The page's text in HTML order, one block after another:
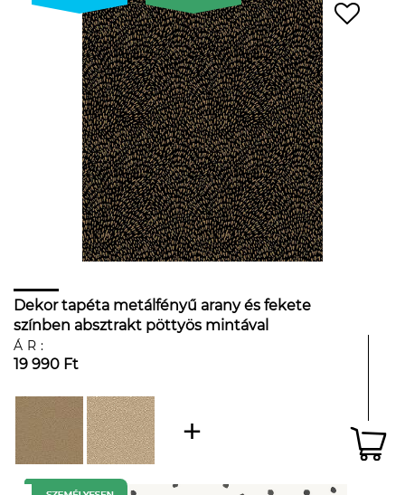
Dekor tapéta metálfényű arany és fekete
színben absztrakt pöttyös mintával
ÁR:
19 990 Ft